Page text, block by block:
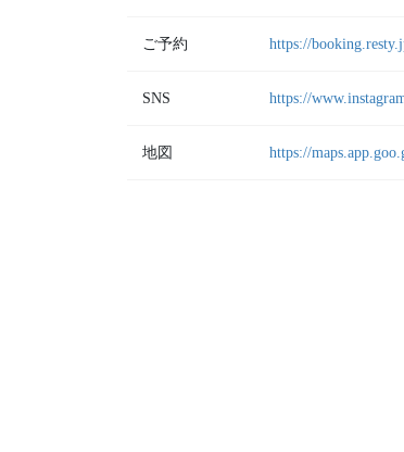
ご予約 https://
SNS https://
地図 https://